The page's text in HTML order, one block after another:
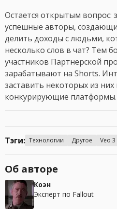
Остается открытым вопрос:
успешные авторы,
делить доходы с людьми,
несколько слов в чат? Тем
участников Партнерской
зарабатывают на Shorts.
заставить некоторых из
конкурирующие платформы.
Тэги: Технологии Другое Veo 3
Об авторе
Коэн
Эксперт по Fallout